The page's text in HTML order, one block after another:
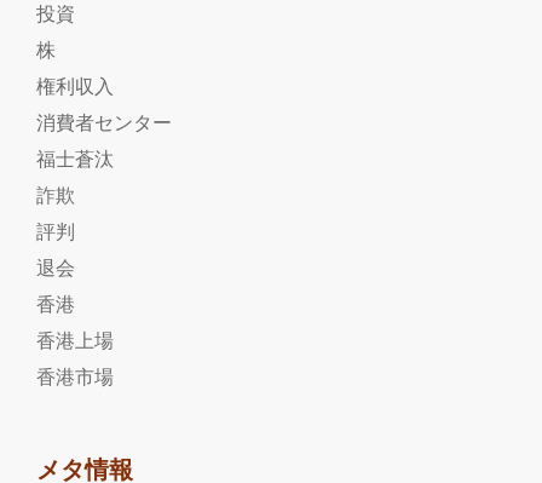
投資
株
権利収入
消費者センター
福士蒼汰
詐欺
評判
退会
香港
香港上場
香港市場
メタ情報